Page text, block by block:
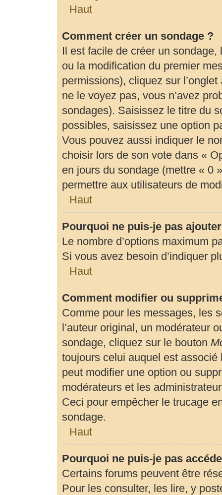
Haut
Comment créer un sondage ?
Il est facile de créer un sondage,
ou la modification du premier
permissions), cliquez sur l’onglet
ne le voyez pas, vous n’avez
sondages). Saisissez le titre du
possibles, saisissez une option
Vous pouvez aussi indiquer le
choisir lors de son vote dans «
en jours du sondage (mettre « 0
permettre aux utilisateurs de
Haut
Pourquoi ne puis-je pas
Le nombre d’options maximum
Si vous avez besoin d’indiquer
Haut
Comment modifier ou
Comme pour les messages, les
l’auteur original, un modérateur
sondage, cliquez sur le bouton
toujours celui auquel est associé
peut modifier une option ou
modérateurs et les
Ceci pour empêcher le trucage
sondage.
Haut
Pourquoi ne puis-je pas
Certains forums peuvent être
Pour les consulter, les lire, y